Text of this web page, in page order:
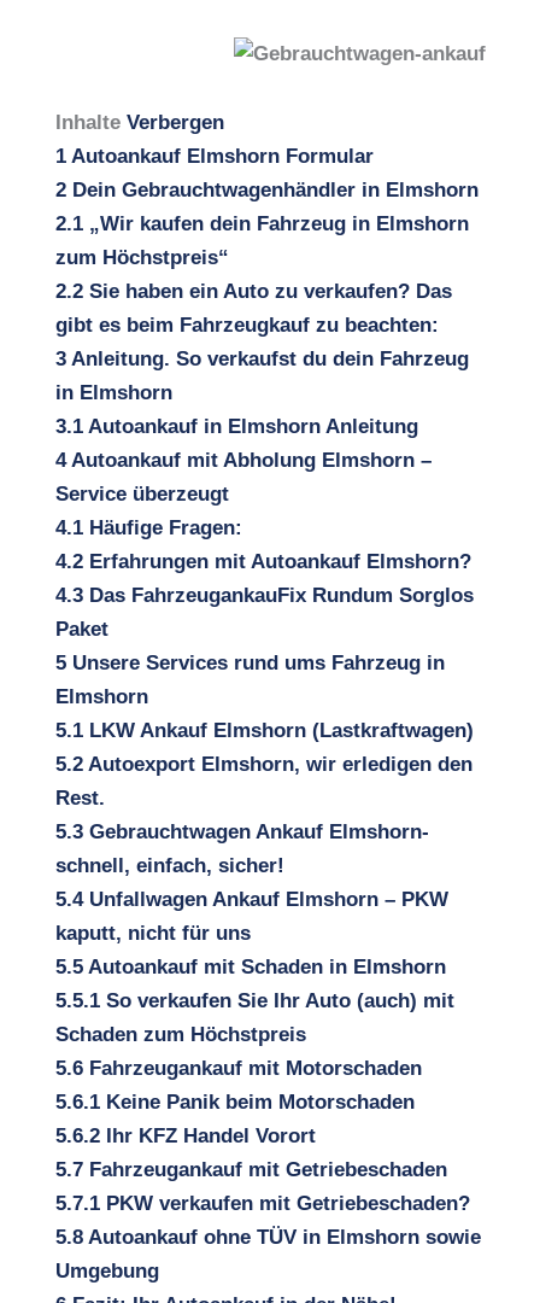
Inhalte Verbergen
1 Autoankauf Elmshorn Formular
2 Dein Gebrauchtwagenhändler in Elmshorn
2.1 „Wir kaufen dein Fahrzeug in Elmshorn
zum Höchstpreis“
2.2 Sie haben ein Auto zu verkaufen? Das
gibt es beim Fahrzeugkauf zu beachten:
3 Anleitung. So verkaufst du dein Fahrzeug
in Elmshorn
3.1 Autoankauf in Elmshorn Anleitung
4 Autoankauf mit Abholung Elmshorn –
Service überzeugt
4.1 Häufige Fragen:
4.2 Erfahrungen mit Autoankauf Elmshorn?
4.3 Das FahrzeugankauFix Rundum Sorglos
Paket
5 Unsere Services rund ums Fahrzeug in
Elmshorn
5.1 LKW Ankauf Elmshorn (Lastkraftwagen)
5.2 Autoexport Elmshorn, wir erledigen den
Rest.
5.3 Gebrauchtwagen Ankauf Elmshorn-
schnell, einfach, sicher!
5.4 Unfallwagen Ankauf Elmshorn – PKW
kaputt, nicht für uns
5.5 Autoankauf mit Schaden in Elmshorn
5.5.1 So verkaufen Sie Ihr Auto (auch) mit
Schaden zum Höchstpreis
5.6 Fahrzeugankauf mit Motorschaden
5.6.1 Keine Panik beim Motorschaden
5.6.2 Ihr KFZ Handel Vorort
5.7 Fahrzeugankauf mit Getriebeschaden
5.7.1 PKW verkaufen mit Getriebeschaden?
5.8 Autoankauf ohne TÜV in Elmshorn sowie
Umgebung